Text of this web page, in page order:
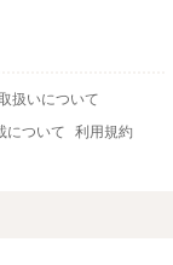
扱いについて
について
利用規約